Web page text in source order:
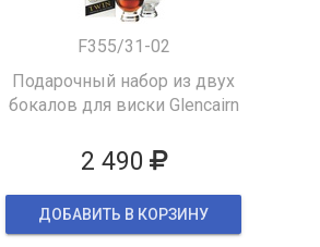
F355/31-02
Подарочный набор из двух
бокалов для виски Glencairn
2 490
ДОБАВИТЬ В КОРЗИНУ